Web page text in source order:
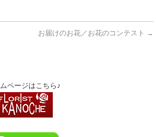
お届けのお花／お花のコンテスト →
ページはこちら♪